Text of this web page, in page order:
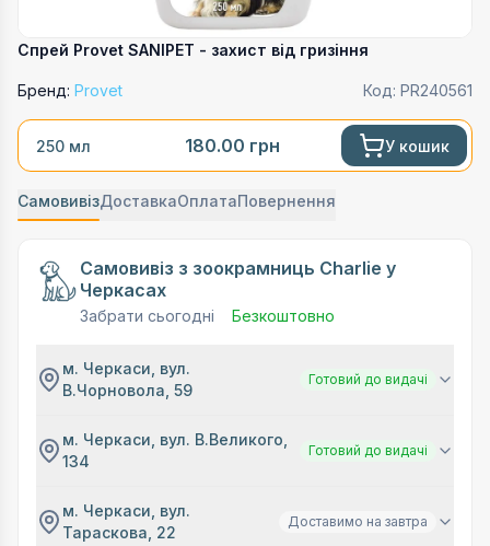
Спрей Provet SANIPET - захист від гризіння
Бренд: Provet Код: PR240561
250 мл 180.00 грн У кошик
СамовивізДоставкаОплатаПовернення
Самовивіз з зоокрамниць Charlie у
Черкасах
Забрати сьогодні Безкоштовно
м. Черкаси, вул.
В.Чорновола, 59
Готовий до видачі
м. Черкаси, вул. В.Великого,
134
Готовий до видачі
м. Черкаси, вул.
Тараскова, 22
Доставимо на завтра